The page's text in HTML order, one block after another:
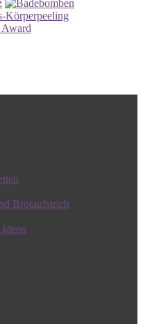
Brotaufstrich